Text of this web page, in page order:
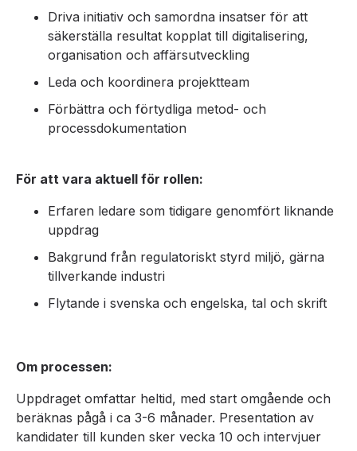
Driva initiativ och samordna insatser för att
säkerställa resultat kopplat till digitalisering,
organisation och affärsutveckling
Leda och koordinera projektteam
Förbättra och förtydliga metod- och
processdokumentation
För att vara aktuell för rollen:
Erfaren ledare som tidigare genomfört liknande
uppdrag
Bakgrund från regulatoriskt styrd miljö, gärna
tillverkande industri
Flytande i svenska och engelska, tal och skrift
Om processen:
Uppdraget omfattar heltid, med start omgående och
beräknas pågå i ca 3-6 månader. Presentation av
kandidater till kunden sker vecka 10 och intervjuer